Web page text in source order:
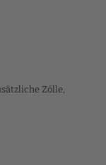
Zölle,